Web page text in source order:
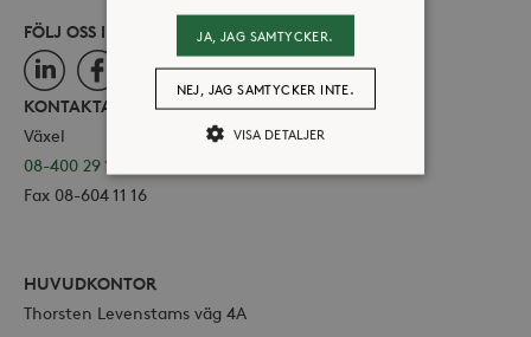
FÖLJ OSS I SOCIALA MEDIER
LinkedInFacebookInstagram
KONTAKTA OSS
Växel
08-400 29 100
Fax 08-604 11 16
HUVUDKONTOR
Thorsten Levenstams väg 4A
JA, JAG SAMTYCKER.
NEJ, JAG SAMTYCKER INTE.
VISA DETALJER
kärnwebbplatsfunktioner som